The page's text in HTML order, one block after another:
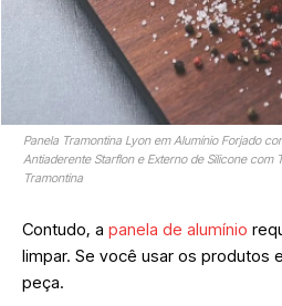
Panela Tramontina Lyon em Alumínio Forjado
Antiaderente Starflon e Externo de Silicone com
Tramontina
Contudo, a panela de alumínio
limpar. Se você usar os produtos
peça.